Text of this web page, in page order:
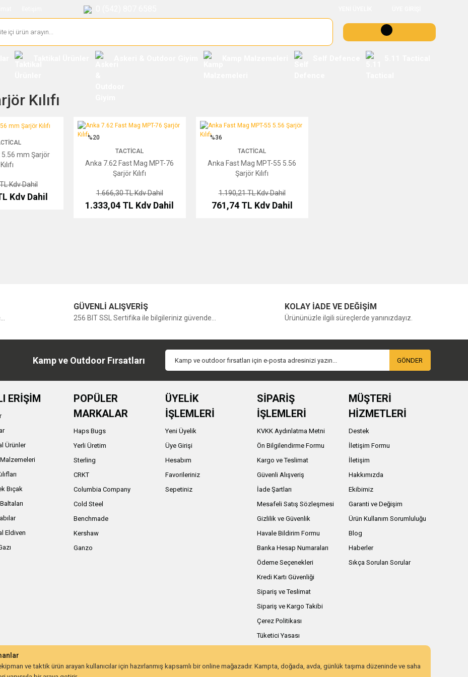
Kılıfı
Şarjör Kılıfı
5.56 mm Şarjör
Kılıfı
Kdv Dahil
Kdv Dahil
Anka 7.62 Fast Mag MPT-76 Şarjör Kılıfı
%20
TACTICAL
Anka 7.62 Fast Mag MPT-76
Şarjör Kılıfı
1.666,30 TLKdv Dahil
1.333,04 TL Kdv Dahil
Anka Fast Mag MPT-55 5.56 Şarjör Kılıfı
%36
TACTICAL
Anka Fast Mag MPT-55 5.56
Şarjör Kılıfı
1.190,21 TLKdv Dahil
761,74 TL Kdv Dahil
GÜVENLİ ALIŞVERİŞ
256 BIT SSL Sertifika ile bilgileriniz güvende...
KOLAY İADE VE DEĞİŞİM
Ürününüzle ilgili süreçlerde yanınızdayız.
Kamp ve Outdoor Fırsatları GÖNDER
ERİŞİM
Ürünler
Bıçak
Eldiven
POPÜLER
MARKALAR
Haps Bugs
Yerli Üretim
Sterling
CRKT
Columbia Company
Cold Steel
Benchmade
Kershaw
Ganzo
ÜYELİK
İŞLEMLERİ
Yeni Üyelik
Üye Girişi
Hesabım
Favorileriniz
Sepetiniz
SİPARİŞ
İŞLEMLERİ
KVKK Aydınlatma Metni
Ön Bilgilendirme Formu
Kargo ve Teslimat
Güvenli Alışveriş
İade Şartları
Mesafeli Satış Sözleşmesi
Gizlilik ve Güvenlik
Havale Bildirim Formu
Banka Hesap Numaraları
Ödeme Seçenekleri
Kredi Kartı Güvenliği
Sipariş ve Teslimat
Sipariş ve Kargo Takibi
Çerez Politikası
Tüketici Yasası
MÜŞTERİ
HİZMETLERİ
Destek
İletişim Formu
İletişim
Hakkımızda
Ekibimiz
Garanti ve Değişim
Ürün Kullanım Sorumluluğu
Blog
Haberler
Sıkça Sorulan Sorular
ve taktik ürün arayan kullanıcılar için hazırlanmış kapsamlı bir online mağazadır. Kampta, doğada, avda, günlük taşıma düzeninde ve saha